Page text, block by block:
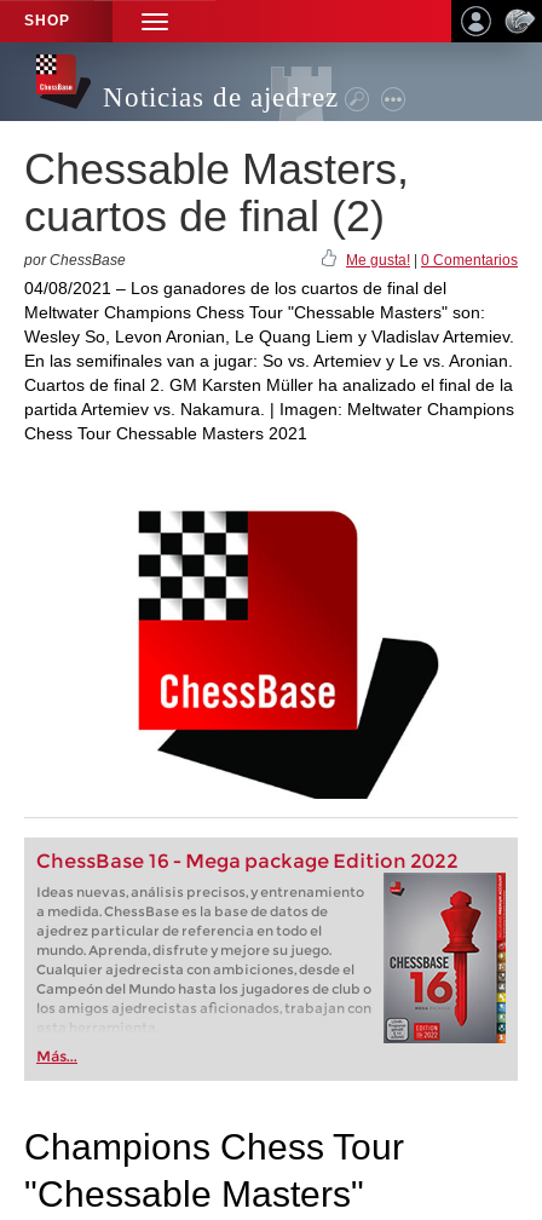
SHOP
TOGGLE
NAVIGATION
Noticias de ajedrez
Chessable Masters,
cuartos de final (2)
por ChessBase Me gusta! 0 Comentarios
04/08/2021 – Los ganadores de los cuartos de final del
Meltwater Champions Chess Tour "Chessable Masters" son:
Wesley So, Levon Aronian, Le Quang Liem y Vladislav Artemiev.
En las semifinales van a jugar: So vs. Artemiev y Le vs. Aronian.
Cuartos de final 2. GM Karsten Müller ha analizado el final de la
partida Artemiev vs. Nakamura. | Imagen: Meltwater Champions
Chess Tour Chessable Masters 2021
ChessBase 16 - Mega package Edition 2022
Ideas nuevas, análisis precisos, y entrenamiento
a medida. ChessBase es la base de datos de
ajedrez particular de referencia en todo el
mundo. Aprenda, disfrute y mejore su juego.
Cualquier ajedrecista con ambiciones, desde el
Campeón del Mundo hasta los jugadores de club o
los amigos ajedrecistas aficionados, trabajan con
Más...
Champions Chess Tour
"Chessable Masters"